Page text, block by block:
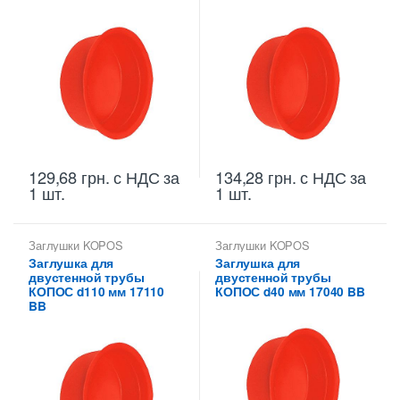
129,68 грн.с НДС за
1 шт.
134,28 грн.с НДС за
1 шт.
Заглушки KOPOS
Заглушка для
двустенной трубы
КОПОС d110 мм 17110
BB
Заглушки KOPOS
Заглушка для
двустенной трубы
КОПОС d40 мм 17040 BB